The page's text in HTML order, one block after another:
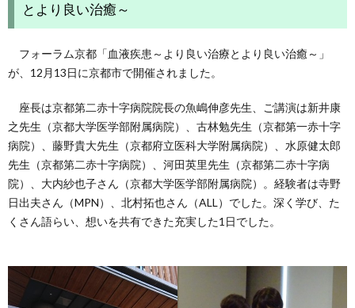
とより良い治癒～
フォーラム京都「血液疾患～より良い治療とより良い治癒～」
が、12月13日に京都市で開催されました。
座長は京都第二赤十字病院院長の魚嶋伸彦先生、ご講演は新井康
之先生（京都大学医学部附属病院）、古林勉先生（京都第一赤十字
病院）、藤野貴大先生（京都府立医科大学附属病院）、水原健太郎
先生（京都第二赤十字病院）、河田英里先生（京都第二赤十字病
院）、大内紗也子さん（京都大学医学部附属病院）。経験者は寺野
日出夫さん（MPN）、北村拓也さん（ALL）でした。深く学び、た
くさん語らい、想いを共有できた充実した1日でした。